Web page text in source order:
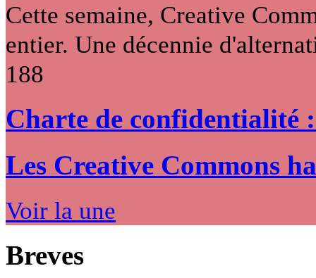
Cette semaine, Creative
entier. Une décennie
188
Charte de confidentialité
Les Creative Commons
Voir la une
Breves